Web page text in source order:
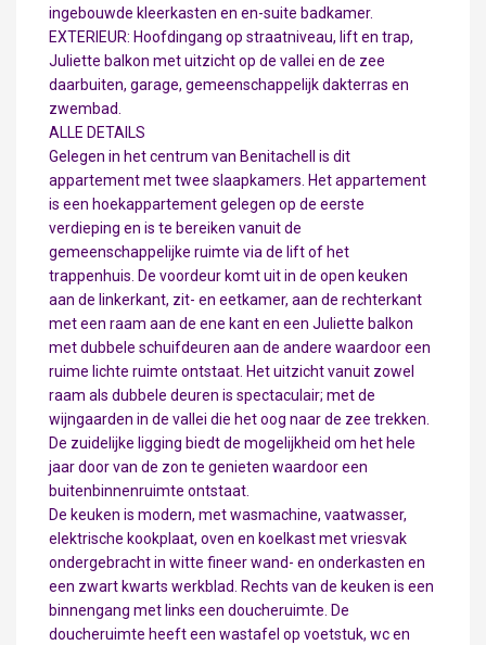
ingebouwde kleerkasten en en-suite badkamer.
EXTERIEUR: Hoofdingang op straatniveau, lift en trap,
Juliette balkon met uitzicht op de vallei en de zee
daarbuiten, garage, gemeenschappelijk dakterras en
zwembad.
ALLE DETAILS
Gelegen in het centrum van Benitachell is dit
appartement met twee slaapkamers. Het appartement
is een hoekappartement gelegen op de eerste
verdieping en is te bereiken vanuit de
gemeenschappelijke ruimte via de lift of het
trappenhuis. De voordeur komt uit in de open keuken
aan de linkerkant, zit- en eetkamer, aan de rechterkant
met een raam aan de ene kant en een Juliette balkon
met dubbele schuifdeuren aan de andere waardoor een
ruime lichte ruimte ontstaat. Het uitzicht vanuit zowel
raam als dubbele deuren is spectaculair; met de
wijngaarden in de vallei die het oog naar de zee trekken.
De zuidelijke ligging biedt de mogelijkheid om het hele
jaar door van de zon te genieten waardoor een
buitenbinnenruimte ontstaat.
De keuken is modern, met wasmachine, vaatwasser,
elektrische kookplaat, oven en koelkast met vriesvak
ondergebracht in witte fineer wand- en onderkasten en
een zwart kwarts werkblad. Rechts van de keuken is een
binnengang met links een doucheruimte. De
doucheruimte heeft een wastafel op voetstuk, wc en